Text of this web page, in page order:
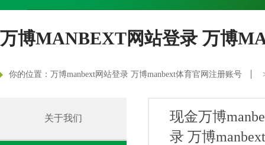
万博MANBEXT网站登录 万博
你的位置： 万博manbext网站登录 万博manbext体育官网注册账号
关于我们
现金万博
录 万博